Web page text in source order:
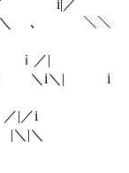
i|／
､ ＼＼
／|
/ ＼i＼| i
／|／i
＼|＼